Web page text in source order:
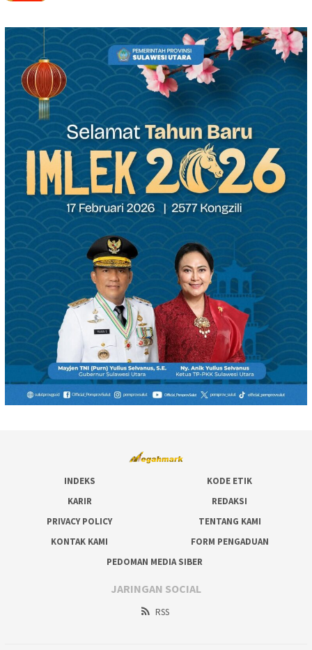
INDEKS
KODE ETIK
KARIR
REDAKSI
PRIVACY POLICY
TENTANG KAMI
KONTAK KAMI
FORM PENGADUAN
PEDOMAN MEDIA SIBER
JARINGAN SOCIAL
RSS